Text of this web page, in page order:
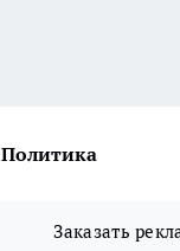
Политика
Заказать